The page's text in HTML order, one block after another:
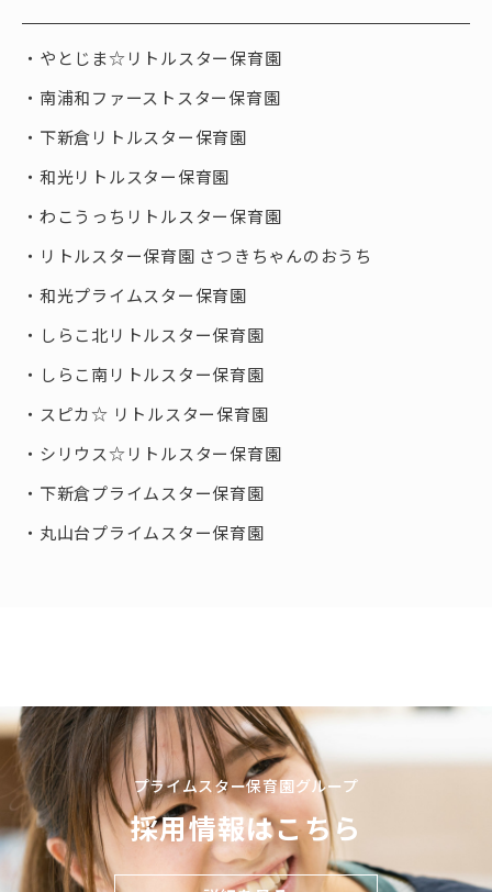
やとじま☆リトルスター保育園
南浦和ファーストスター保育園
下新倉リトルスター保育園
和光リトルスター保育園
わこうっちリトルスター保育園
リトルスター保育園 さつきちゃんのおうち
和光プライムスター保育園
しらこ北リトルスター保育園
しらこ南リトルスター保育園
スピカ☆ リトルスター保育園
シリウス☆リトルスター保育園
下新倉プライムスター保育園
丸山台プライムスター保育園
プライムスター保育園グループ
採用情報はこちら